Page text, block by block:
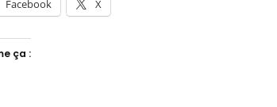
Facebook X
ça :